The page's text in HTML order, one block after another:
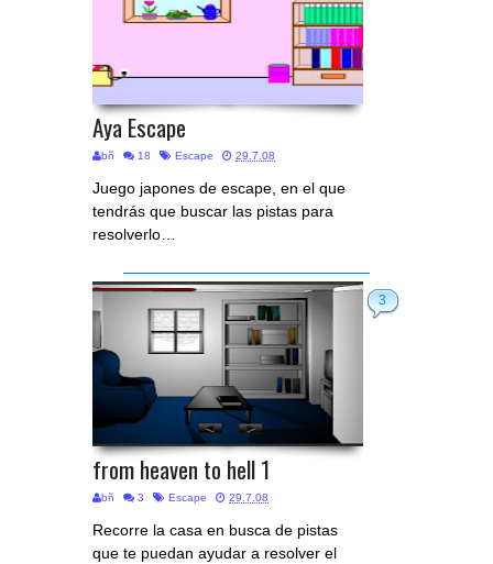
Aya Escape
bñ 18 Escape 29.7.08
Juego japones de escape, en el que
tendrás que buscar las pistas para
resolverlo…
3
from heaven to hell 1
bñ 3 Escape 29.7.08
Recorre la casa en busca de pistas
que te puedan ayudar a resolver el